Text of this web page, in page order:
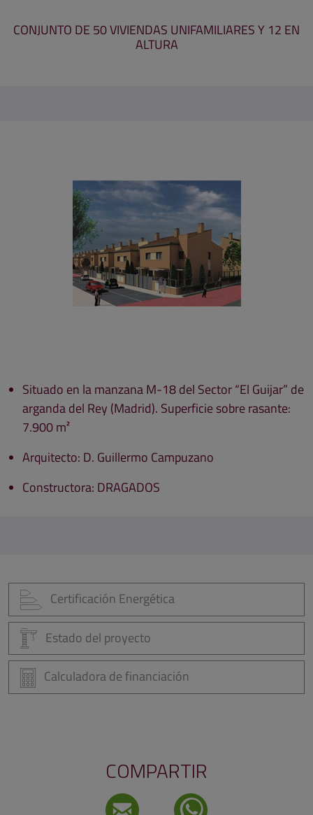
CONJUNTO DE 50 VIVIENDAS UNIFAMILIARES Y 12 EN
ALTURA
Situado en la manzana M-18 del Sector “El Guijar” de
arganda del Rey (Madrid). Superficie sobre rasante:
7.900 m²
Arquitecto: D. Guillermo Campuzano
Constructora: DRAGADOS
Certificación Energética
Estado del proyecto
Calculadora de financiación
COMPARTIR